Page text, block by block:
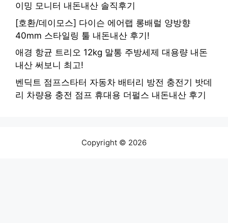
이밍 모니터 내돈내산 솔직후기
[호환/데이모스] 다이슨 에어랩 롱배럴 양방향
40mm 스타일링 툴 내돈내산 후기!
애경 항균 트리오 12kg 말통 주방세제 대용량 내돈
내산 써보니 최고!
벤딕트 점프스타터 자동차 배터리 방전 충전기 밧데
리 차량용 충전 점프 휴대용 더펄스 내돈내산 후기
Copyright © 2026